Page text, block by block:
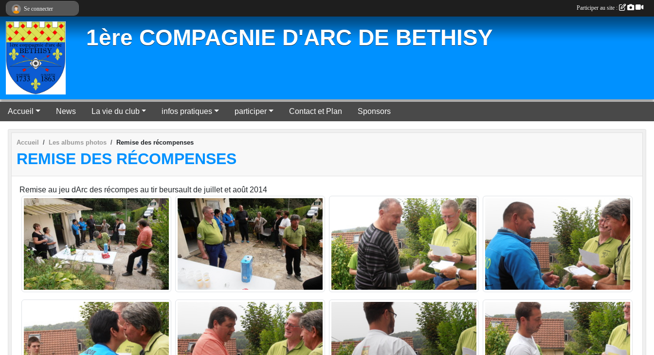
1ère COMPAGNIE D'ARC DE BETHISY
Accueil News La vie du club infos pratiques participer Contact et Plan Sponsors
Accueil Les albums photos Remise des récompenses
REMISE DES RÉCOMPENSES
Remise au jeu dArc des récompes au tir beursault de juillet et août 2014
Se connecter Participer au site :
Panneau de gestion des cookies